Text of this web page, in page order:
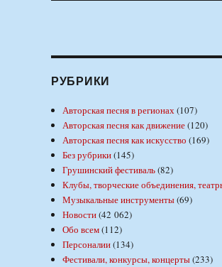
РУБРИКИ
Авторская песня в регионах(107)
Авторская песня как движение(120)
Авторская песня как искусство (169)
Без рубрики(145)
Грушинский фестиваль(82)
Клубы, творческие объединения,
Музыкальные инструменты(69)
Новости(42 062)
Обо всем(112)
Персоналии(134)
Фестивали, конкурсы, концерты(233)